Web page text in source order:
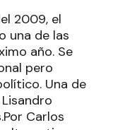
2009, el
una de las
año. Se
pero
Una de
Carlos